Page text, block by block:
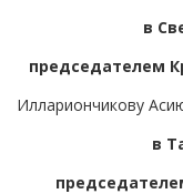
в
председателем
Иллариончикову
в